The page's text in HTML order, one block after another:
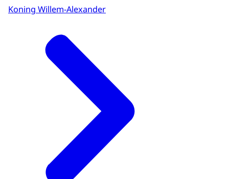
Koning Willem-Alexander